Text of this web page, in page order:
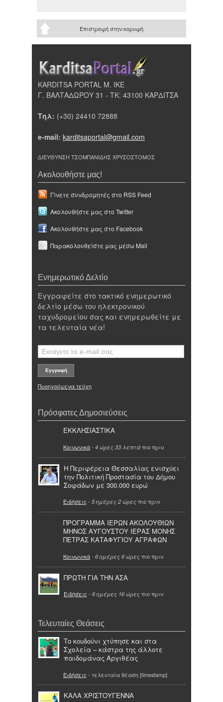
Επιστροφή στην κορυφή
KARDITSA PORTAL Μ. ΙΚΕ
Γ. ΒΑΛΤΑΔΩΡΟΥ 31 - ΤΚ: 43100 ΚΑΡΔΙΤΣΑ
Τηλ: (+30) 24410 72888
e-mail: karditsaportal@gmail.com
ΔΙΕΥΘΥΝΣΗ ΤΣΟΜΠΑΝΙΔΗΣ ΧΡΥΣΟΣΤΟΜΟΣ
Ακολουθήστε μας!
Γίνετε συνδρομητές στο RSS Feed
Ακολουθήστε μας στο Twitter
Ακολουθήστε μας στο Facebook
Παρακολουθείστε μας μέσω Mail
Ενημερωτικό Δελτίο
Εγγραφείτε στο τακτικό ενημερωτικό
δελτίο μέσω του ηλεκτρονικού
ταχυδρομείου σας και ενημερωθείτε με
τα τελευταία νέα!
Προηγούμενα τεύχη
Πρόσφατες Δημοσιεύσεις
ΕΚΚΛΗΣΙΑΣΤΙΚΑ
Κοινωνικά- 4 ώρες 33 λεπτά πιο πριν
Η Περιφέρεια Θεσσαλίας ενισχύει
την Πολιτική Προστασία του Δήμου
Σοφάδων με 300.000 ευρώ
Ειδήσεις - 5 ημέρες 2 ώρες πιο πριν
ΠΡΟΓΡΑΜΜΑ ΙΕΡΩΝ ΑΚΟΛΟΥΘΙΩΝ
ΜΗΝΟΣ ΑΥΓΟΥΣΤΟΥ ΙΕΡΑΣ ΜΟΝΗΣ
ΠΕΤΡΑΣ ΚΑΤΑΦΥΓΙΟΥ ΑΓΡΑΦΩΝ
Κοινωνικά- 6 ημέρες 6 ώρες πιο πριν
ΠΡΩΤΗ ΓΙΑ ΤΗΝ ΑΣΑ
Ειδήσεις - 6 ημέρες 16 ώρες πιο πριν
Τελευταίες Θεάσεις
Το κουδούνι χτύπησε και στα
Σχολεία – κάστρα της άλλοτε
παιδομάνας Αργιθέας
Ειδήσεις - τελευταία θέαση [timestamp]
ΚΑΛΑ ΧΡΙΣΤΟΥΓΕΝΝΑ